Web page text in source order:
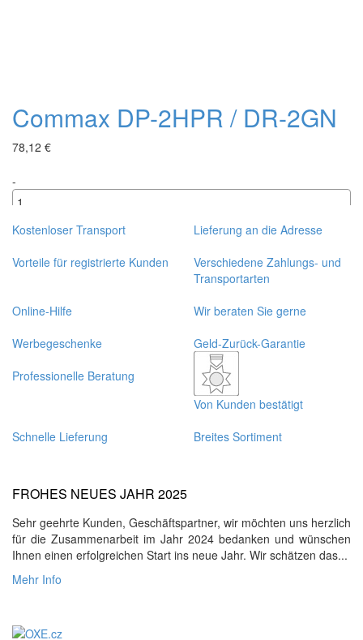
Commax DP-2HPR / DR-2GN
78,12 €
-
+
Kostenloser Transport
Lieferung an die Adresse
Vorteile für registrierte Kunden
Verschiedene Zahlungs- und
Transportarten
Online-Hilfe
Wir beraten Sie gerne
Werbegeschenke
Geld-Zurück-Garantie
Professionelle Beratung
Von Kunden bestätigt
Schnelle Lieferung
Breites Sortiment
FROHES NEUES JAHR 2025
Sehr geehrte Kunden, Geschäftspartner, wir möchten uns herzlich
für die Zusammenarbeit im Jahr 2024 bedanken und wünschen
Ihnen einen erfolgreichen Start ins neue Jahr. Wir schätzen das...
Mehr Info